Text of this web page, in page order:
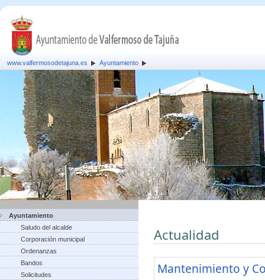
www.valfermosodetajuna.es Ayuntamiento
Ayuntamiento
Saludo del alcalde
Corporación municipal
Ordenanzas
Bandos
Solicitudes
Actualidad
Mantenimiento y